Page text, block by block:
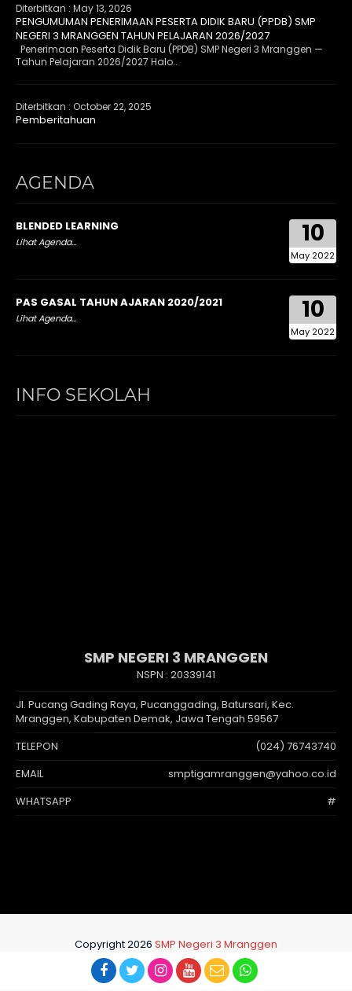
Diterbitkan : May 13, 2026
PENGUMUMAN PENERIMAAN PESERTA DIDIK BARU (PPDB) SMP
NEGERI 3 MRANGGEN TAHUN PELAJARAN 2026/2027
Penerimaan Peserta Didik Baru (PPDB) SMP Negeri 3 Mranggen —
Tahun Pelajaran 2026/2027 Halo..
Diterbitkan : October 22, 2025
Pemberitahuan
AGENDA
10
May 2022
BLENDED LEARNING
Lihat Agenda...
10
May 2022
PAS GASAL TAHUN AJARAN 2020/2021
Lihat Agenda...
INFO SEKOLAH
SMP NEGERI 3 MRANGGEN
NSPN : 20339141
Jl. Pucang Gading Raya, Pucanggading, Batursari, Kec.
Mranggen, Kabupaten Demak, Jawa Tengah 59567
TELEPON
(024) 76743740
EMAIL
smptigamranggen@yahoo.co.id
WHATSAPP
#
Copyright 2026 SMP Negeri 3 Mranggen
Developed and supported by
jasawebsekolah.id